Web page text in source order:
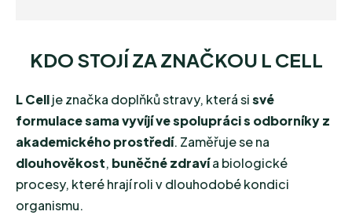
KDO STOJÍ ZA ZNAČKOU L CELL
L Cellje značka doplňků stravy, která sisvé
formulace sama vyvíjí ve spolupráci s odborníky z
akademického prostředí. Zaměřuje se na
dlouhověkost, buněčné zdravía biologické
procesy, které hrají roli v dlouhodobé kondici
organismu.